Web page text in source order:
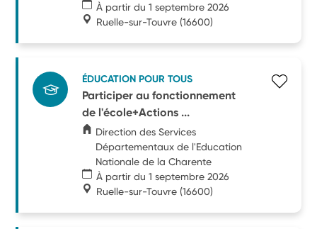
À partir du 1 septembre 2026
Ruelle-sur-Touvre (16600)
ÉDUCATION POUR TOUS
Participer au fonctionnement
de l'école+Actions ...
Direction des Services
Départementaux de l'Education
Nationale de la Charente
À partir du 1 septembre 2026
Ruelle-sur-Touvre (16600)